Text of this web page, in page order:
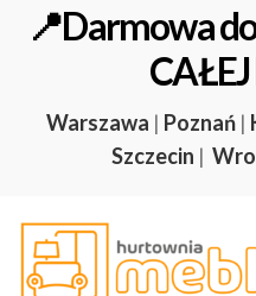
📍Darmowa
Warszawa | Poznań |
Szczecin |